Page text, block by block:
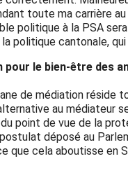
toute ma carrière
politique à la PSA
politique cantonale,
pour le bien-être
de médiation
au
point de vue de la
déposé au
que cela aboutisse